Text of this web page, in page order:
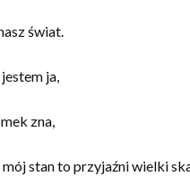
świat.
ja,
zna,
stan to przyjaźni wielki